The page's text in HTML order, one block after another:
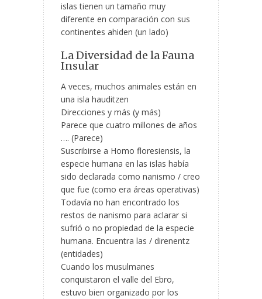
islas tienen un tamaño muy
diferente en comparación con sus
continentes ahiden (un lado)
La Diversidad de la Fauna
Insular
A veces, muchos animales están en
una isla hauditzen
Direcciones y más (y más)
Parece que cuatro millones de años
…. (Parece)
Suscribirse a Homo floresiensis, la
especie humana en las islas había
sido declarada como nanismo / creo
que fue (como era áreas operativas)
Todavía no han encontrado los
restos de nanismo para aclarar si
sufrió o no propiedad de la especie
humana. Encuentra las / direnentz
(entidades)
Cuando los musulmanes
conquistaron el valle del Ebro,
estuvo bien organizado por los